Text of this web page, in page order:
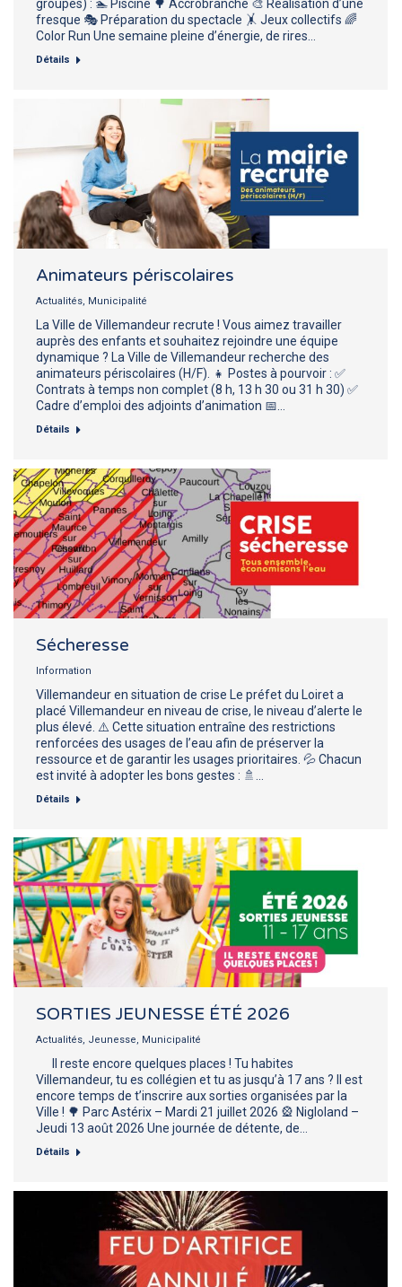
groupes) : 🏊 Piscine 🌳 Accrobranche 🎨 Réalisation d’une
fresque 🎭 Préparation du spectacle 🤸 Jeux collectifs 🌈
Color Run Une semaine pleine d’énergie, de rires…
Détails
Animateurs périscolaires
Actualités, Municipalité
La Ville de Villemandeur recrute ! Vous aimez travailler
auprès des enfants et souhaitez rejoindre une équipe
dynamique ? La Ville de Villemandeur recherche des
animateurs périscolaires (H/F). 👧 Postes à pourvoir : ✅
Contrats à temps non complet (8 h, 13 h 30 ou 31 h 30) ✅
Cadre d’emploi des adjoints d’animation 📅…
Détails
Sécheresse
Information
Villemandeur en situation de crise Le préfet du Loiret a
placé Villemandeur en niveau de crise, le niveau d’alerte le
plus élevé. ⚠️ Cette situation entraîne des restrictions
renforcées des usages de l’eau afin de préserver la
ressource et de garantir les usages prioritaires. 💦 Chacun
est invité à adopter les bons gestes : 🚿…
Détails
SORTIES JEUNESSE ÉTÉ 2026
Actualités, Jeunesse, Municipalité
Il reste encore quelques places ! Tu habites
Villemandeur, tu es collégien et tu as jusqu’à 17 ans ? Il est
encore temps de t’inscrire aux sorties organisées par la
Ville ! 🌳 Parc Astérix – Mardi 21 juillet 2026 🎡 Nigloland –
Jeudi 13 août 2026 Une journée de détente, de…
Détails